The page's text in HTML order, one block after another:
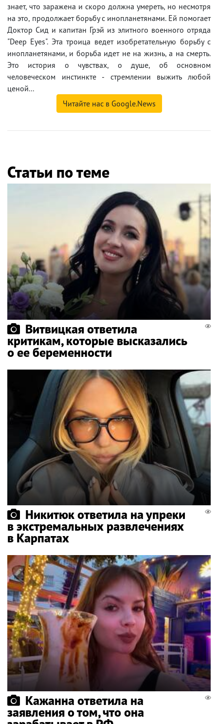
знает, что заражена и скоро должна умереть, но несмотря
на это, продолжает борьбу с инопланетянами. Ей помогает
Доктор Сид и капитан Грэй из элитного военного отряда
"Deep Eyes". Эта троица ведет изобретательную борьбу с
инопланетянами, и борьба идет не на жизнь, а на смерть.
Это история о чувствах, о душе, об основном
человеческом инстинкте - стремлении выжить любой
ценой...
Читайте нас в Google.News
Статьи по теме
Витвицкая ответила
критикам, которые высказались
о ее беременности
Никитюк ответила на упреки
в экстремальных развлечениях
в Карпатах
Кажанна ответила на
заявления о том, что она